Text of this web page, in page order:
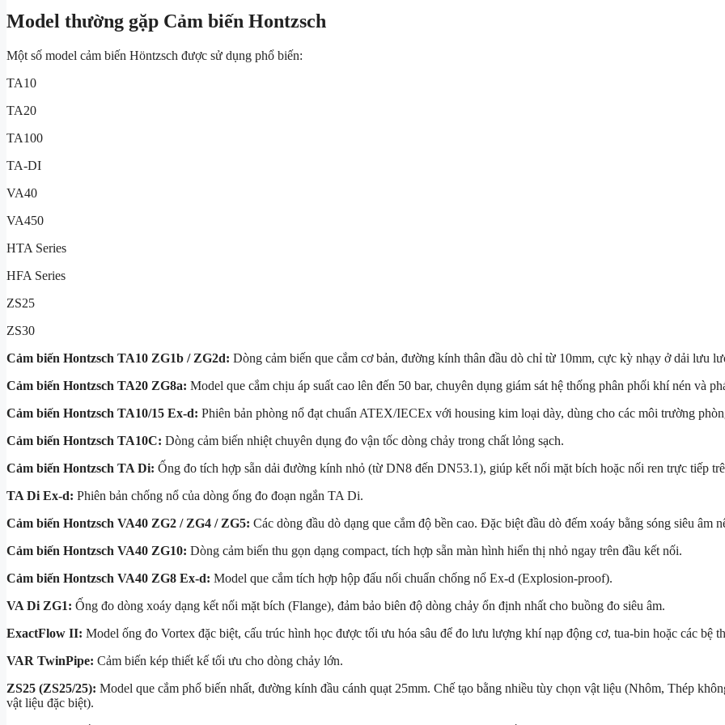
Model thường gặp Cảm biến Hontzsch
Một số model cảm biến Höntzsch được sử dụng phổ biến:
TA10
TA20
TA100
TA-DI
VA40
VA450
HTA Series
HFA Series
ZS25
ZS30
Cảm biến Hontzsch TA10 ZG1b / ZG2d: Dòng cảm biến que cắm cơ bản, đường kính thân đầu dò chỉ từ 10mm, cực kỳ nhạy ở dải lưu
Cảm biến Hontzsch TA20 ZG8a: Model que cắm chịu áp suất cao lên đến 50 bar, chuyên dụng giám sát hệ thống phân phối khí nén và
Cảm biến Hontzsch TA10/15 Ex-d: Phiên bản phòng nổ đạt chuẩn ATEX/IECEx với housing kim loại dày, dùng cho các môi trường
Cảm biến Hontzsch TA10C: Dòng cảm biến nhiệt chuyên dụng đo vận tốc dòng chảy trong chất lỏng sạch.
Cảm biến Hontzsch TA Di: Ống đo tích hợp sẵn dải đường kính nhỏ (từ DN8 đến DN53.1), giúp kết nối mặt bích hoặc nối ren trực tiếp
TA Di Ex-d: Phiên bản chống nổ của dòng ống đo đoạn ngắn TA Di.
Cảm biến Hontzsch VA40 ZG2 / ZG4 / ZG5: Các dòng đầu dò dạng que cắm độ bền cao. Đặc biệt đầu dò đếm xoáy bằng sóng siêu âm
Cảm biến Hontzsch VA40 ZG10: Dòng cảm biến thu gọn dạng compact, tích hợp sẵn màn hình hiển thị nhỏ ngay trên đầu kết nối.
Cảm biến Hontzsch VA40 ZG8 Ex-d: Model que cắm tích hợp hộp đấu nối chuẩn chống nổ Ex-d (Explosion-proof).
VA Di ZG1: Ống đo dòng xoáy dạng kết nối mặt bích (Flange), đảm bảo biên độ dòng chảy ổn định nhất cho buồng đo siêu âm.
ExactFlow II: Model ống đo Vortex đặc biệt, cấu trúc hình học được tối ưu hóa sâu để đo lưu lượng khí nạp động cơ, tua-bin hoặc các bệ
VAR TwinPipe: Cảm biến kép thiết kế tối ưu cho dòng chảy lớn.
ZS25 (ZS25/25): Model que cắm phổ biến nhất, đường kính đầu cánh quạt 25mm. Chế tạo bằng nhiều tùy chọn vật liệu (Nhôm, Thép
vật liệu đặc biệt).